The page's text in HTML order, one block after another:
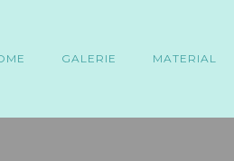
GALERIE MATERIAL